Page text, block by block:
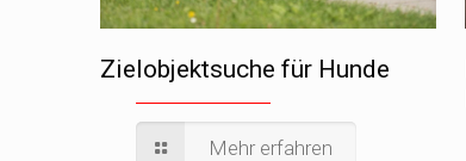
Zielobjektsuche für Hunde
Mehr erfahren